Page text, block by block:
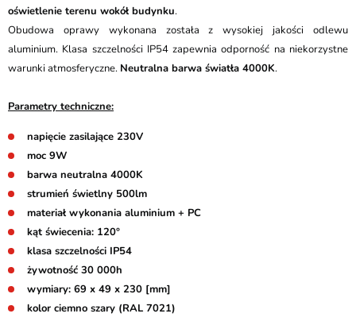
oświetlenie terenu wokół budynku.
Obudowa oprawy wykonana została z wysokiej jakości odlewu
aluminium. Klasa szczelności IP54 zapewnia odporność na niekorzystne
warunki atmosferyczne. Neutralna barwa światła 4000K.
Parametry techniczne:
napięcie zasilające 230V
moc 9W
barwa neutralna 4000K
strumień świetlny 500lm
materiał wykonania aluminium + PC
kąt świecenia: 120°
klasa szczelności IP54
żywotność 30 000h
wymiary: 69 x 49 x 230 [mm]
kolor ciemno szary (RAL 7021)